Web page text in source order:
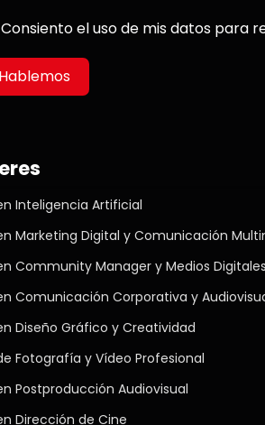
Consiento el uso de mis datos para
Hablemos
Inteligencia Artificial
Marketing Digital y Comunicación
Community Manager y Medios Digitales
Comunicación Corporativa y
Diseño Gráfico y Creatividad
Fotografía y Vídeo Profesional
Postproducción Audiovisual
Dirección de Cine